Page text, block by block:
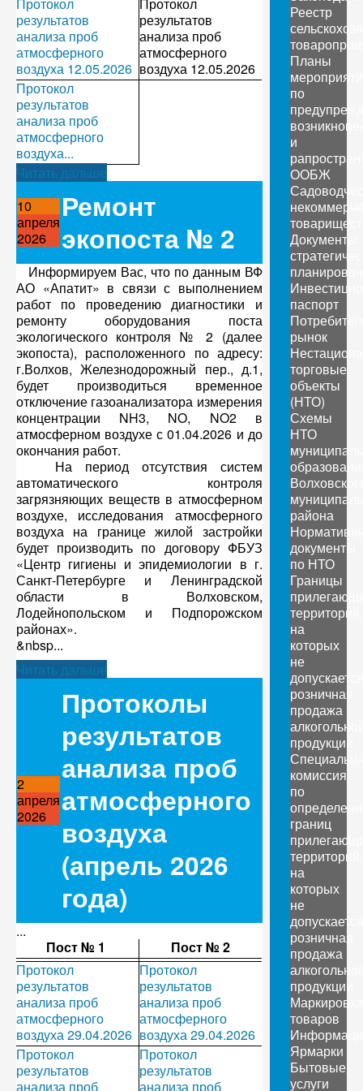
результатов
анализа проб
атмосферного
воздуха 12.05.2026
результатов
анализа проб
атмосферного
воздуха 12.05.2026
Протокол
результатов
анализа проб
атмосферного
воздуха...
Читать дальше
10
апреля
2026
Ремонт
экопоста № 2
Информируем Вас, что по данным ВФ
АО «Апатит» в связи с выполнением
работ по проведению диагностики и
ремонту оборудования поста
экологического контроля № 2 (далее
экопоста), расположенного по адресу:
г.Волхов, Железнодорожный пер., д.1,
будет производиться временное
отключение газоанализатора измерения
концентрации NH3, NO, NO2 в
атмосферном воздухе с 01.04.2026 и до
окончания работ.
На период отсутствия систем
автоматического контроля
загрязняющих веществ в атмосферном
воздухе, исследования атмосферного
воздуха на границе жилой застройки
будет производить по договору ФБУЗ
«Центр гигиены и эпидемиологии в г.
Санкт-Петербурге и Ленинградской
области в Волховском,
Лодейнопольском и Подпорожском
районах».
&nbsp...
Читать дальше
2
апреля
2026
Протоколы
результатов
анализа проб
атмосферного
воздуха
(апрель 2026
года)
...
Пост № 1
Пост № 2
Протокол
результатов
анализа проб
атмосферного
воздуха 29.04.2026
Протокол
результатов
анализа проб
атмосферного
воздуха 29.04.2026
Протокол
результатов
анализа проб
Протокол
результатов
анализа проб
Реестр
Планы
по
и
ООБЖ
Документы
паспорт
рынок
торговые
объекты
(НТО)
Схемы
НТО
района
документы
по НТО
Границы
территорий,
на
которых
не
допускается
розничная
продажа
продукции
комиссия
по
границ
территорий,
на
которых
не
допускается
розничная
продажа
продукции
Маркировка
товаров
Ярмарки
Бытовые
услуги